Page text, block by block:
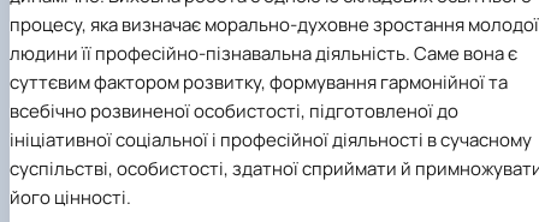
процесу, яка визначає морально-духовне зростання молодої
людини її професійно-пізнавальна діяльність. Саме вона є
суттєвим фактором розвитку, формування гармонійної та
всебічно розвиненої особистості, підготовленої до
ініціативної соціальної і професійної діяльності в сучасному
суспільстві, особистості, здатної сприймати й
його цінності.